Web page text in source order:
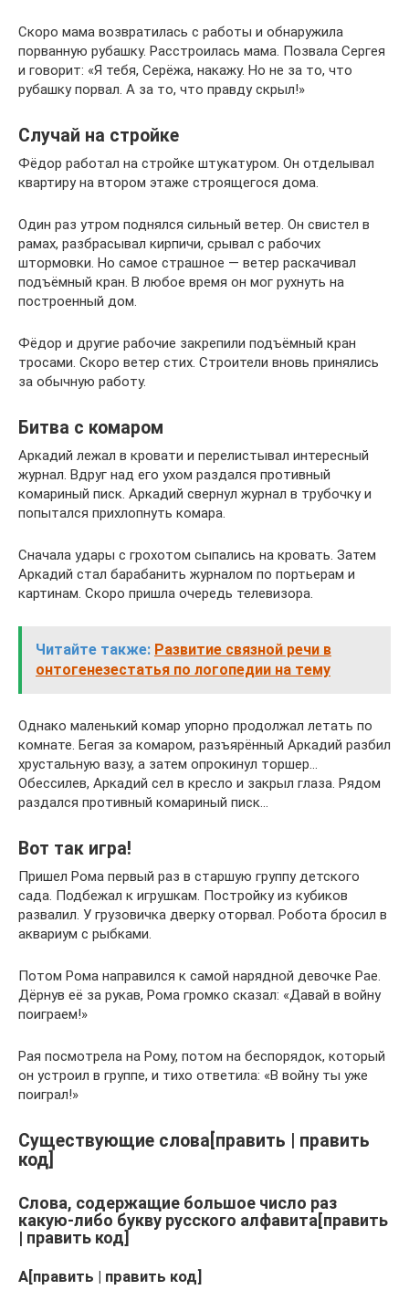
Скоро мама возвратилась с работы и обнаружила
порванную рубашку. Расстроилась мама. Позвала Сергея
и говорит: «Я тебя, Серёжа, накажу. Но не за то, что
рубашку порвал. А за то, что правду скрыл!»
Случай на стройке
Фёдор работал на стройке штукатуром. Он отделывал
квартиру на втором этаже строящегося дома.
Один раз утром поднялся сильный ветер. Он свистел в
рамах, разбрасывал кирпичи, срывал с рабочих
штормовки. Но самое страшное — ветер раскачивал
подъёмный кран. В любое время он мог рухнуть на
построенный дом.
Фёдор и другие рабочие закрепили подъёмный кран
тросами. Скоро ветер стих. Строители вновь принялись
за обычную работу.
Битва с комаром
Аркадий лежал в кровати и перелистывал интересный
журнал. Вдруг над его ухом раздался противный
комариный писк. Аркадий свернул журнал в трубочку и
попытался прихлопнуть комара.
Сначала удары с грохотом сыпались на кровать. Затем
Аркадий стал барабанить журналом по портьерам и
картинам. Скоро пришла очередь телевизора.
Читайте также: Развитие связной речи в
онтогенезестатья по логопедии на тему
Однако маленький комар упорно продолжал летать по
комнате. Бегая за комаром, разъярённый Аркадий разбил
хрустальную вазу, а затем опрокинул торшер…
Обессилев, Аркадий сел в кресло и закрыл глаза. Рядом
раздался противный комариный писк…
Вот так игра!
Пришел Рома первый раз в старшую группу детского
сада. Подбежал к игрушкам. Постройку из кубиков
развалил. У грузовичка дверку оторвал. Робота бросил в
аквариум с рыбками.
Потом Рома направился к самой нарядной девочке Рае.
Дёрнув её за рукав, Рома громко сказал: «Давай в войну
поиграем!»
Рая посмотрела на Рому, потом на беспорядок, который
он устроил в группе, и тихо ответила: «В войну ты уже
поиграл!»
Существующие слова[править | править
код]
Слова, содержащие большое число раз
какую-либо букву русского алфавита[править
| править код]
А[править | править код]